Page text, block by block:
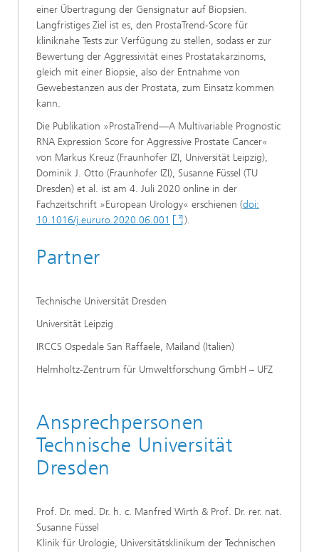
einer Übertragung der Gensignatur auf Biopsien.
Langfristiges Ziel ist es, den ProstaTrend-Score für
kliniknahe Tests zur Verfügung zu stellen, sodass er zur
Bewertung der Aggressivität eines Prostatakarzinoms,
gleich mit einer Biopsie, also der Entnahme von
Gewebestanzen aus der Prostata, zum Einsatz kommen
kann.
Die Publikation »ProstaTrend—A Multivariable Prognostic
RNA Expression Score for Aggressive Prostate Cancer«
von Markus Kreuz (Fraunhofer IZI, Universität Leipzig),
Dominik J. Otto (Fraunhofer IZI), Susanne Füssel (TU
Dresden) et al. ist am 4. Juli 2020 online in der
Fachzeitschrift »European Urology« erschienen (doi:
10.1016/j.eururo.2020.06.001
).
Partner
Technische Universität Dresden
Universität Leipzig
IRCCS Ospedale San Raffaele, Mailand (Italien)
Helmholtz-Zentrum für Umweltforschung GmbH – UFZ
Ansprechpersonen
Technische Universität
Dresden
Prof. Dr. med. Dr. h. c. Manfred Wirth & Prof. Dr. rer. nat.
Susanne Füssel
Klinik für Urologie, Universitätsklinikum der Technischen